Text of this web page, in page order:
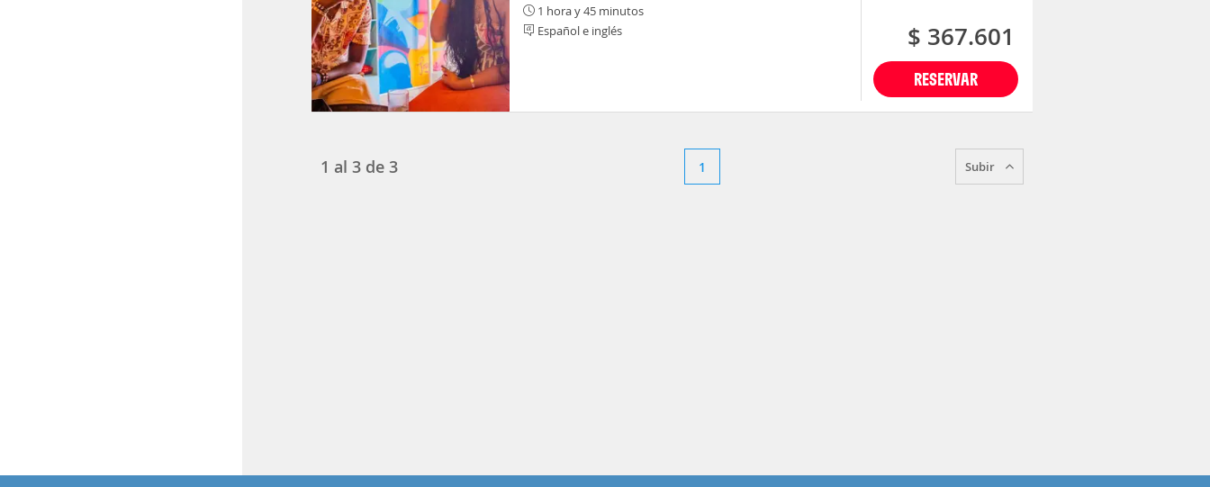
1 hora y 45 minutos
Español e inglés
RESERVAR
$ 367.601
1 al 3 de 3 1 Subir